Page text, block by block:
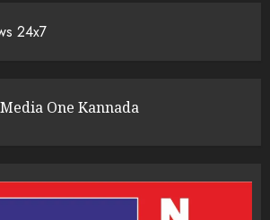
24x7
Media One Kannada